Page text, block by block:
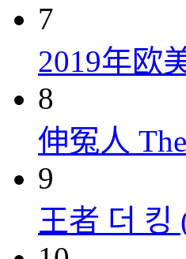
7
2019年欧
8
伸冤人
9
王者 더 킹